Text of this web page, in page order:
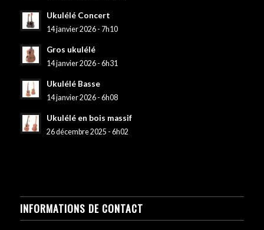
Ukulélé Concert
14 janvier 2026 - 7h10
Gros ukulélé
14 janvier 2026 - 6h31
Ukulélé Basse
14 janvier 2026 - 6h08
Ukulélé en bois massif
26 décembre 2025 - 6h02
INFORMATIONS DE CONTACT